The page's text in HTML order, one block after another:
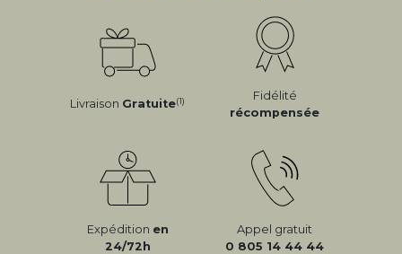
Livraison Gratuite(1)
Fidélité
récompensée
Expédition en
24/72h
Appel gratuit
0 805 14 44 44